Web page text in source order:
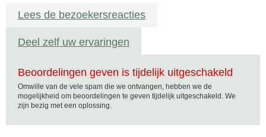
Lees de bezoekersreacties
Deel zelf uw ervaringen
Beoordelingen geven is tijdelijk uitgeschakeld
Omwille van de vele spam die we ontvangen, hebben we de
mogelijkheid om beoordelingen te geven tijdelijk uitgeschakeld. We
zijn bezig met een oplossing.